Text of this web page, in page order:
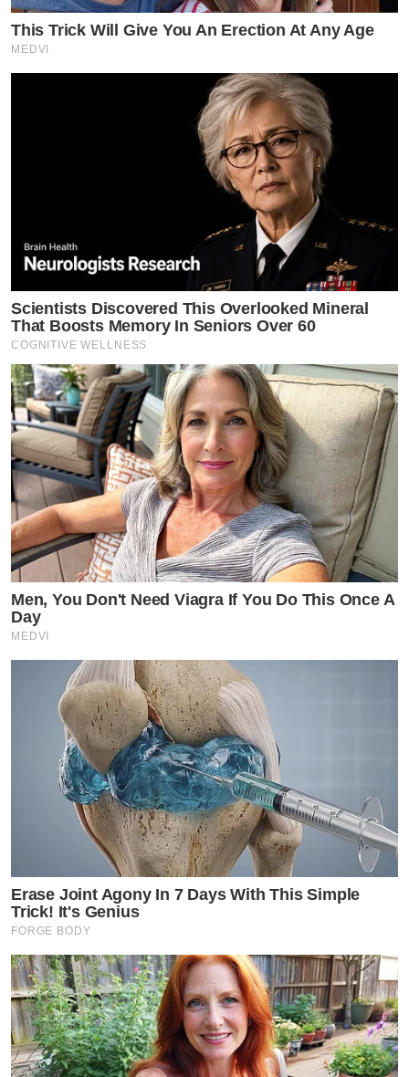
This Trick Will Give You An Erection At Any Age
MEDVI
Scientists Discovered This Overlooked Mineral
That Boosts Memory In Seniors Over 60
COGNITIVE WELLNESS
Men, You Don't Need Viagra If You Do This Once A
Day
MEDVI
Erase Joint Agony In 7 Days With This Simple
Trick! It's Genius
FORGE BODY